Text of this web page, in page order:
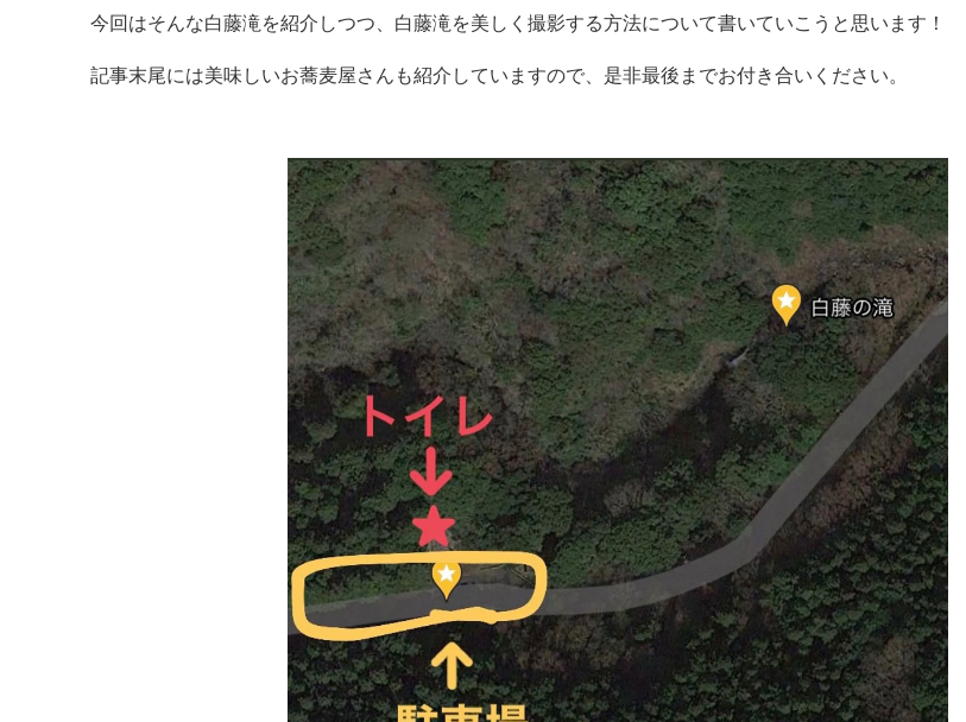
今回はそんな白藤滝を紹介しつつ、白藤滝を美しく撮影する方法について書いていこうと思います！
記事末尾には美味しいお蕎麦屋さんも紹介していますので、是非最後までお付き合いください。